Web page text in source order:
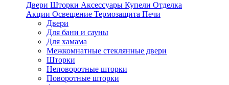
Двери Шторки Аксессуары Купели Отделка
Акции Освещение Термозащита Печи
Двери
Для бани и сауны
Для хамама
Межкомнатные стеклянные двери
Шторки
Неповоротные шторки
Поворотные шторки